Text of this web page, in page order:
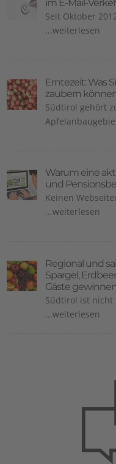
im E-Mail-
Seit Oktober
...weiterlesen
Erntezeit: Was
zaubern
Südtirol gehört
Warum eine
und
Keinen
...weiterlesen
Regional und
Spargel,
Gäste gewinnen
Südtirol ist
...weiterlesen